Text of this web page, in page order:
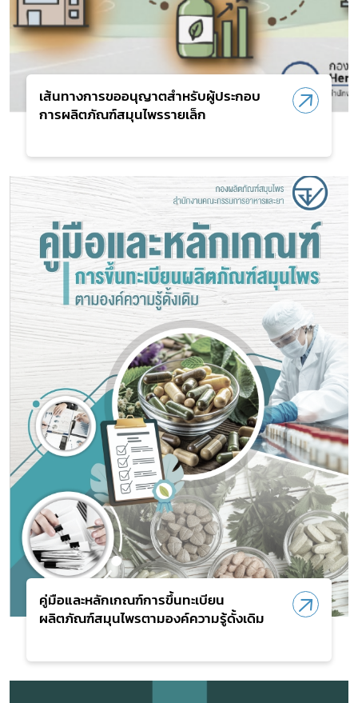
เส้นทางการขออนุญาตสำหรับผู้ประกอบ
การผลิตภัณฑ์สมุนไพรรายเล็ก
คู่มือและหลักเกณฑ์การขึ้นทะเบียน
ผลิตภัณฑ์สมุนไพรตามองค์ความรู้ดั้งเดิม